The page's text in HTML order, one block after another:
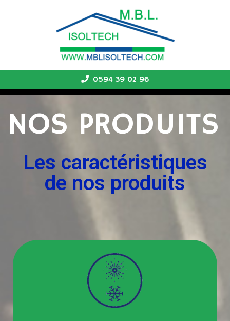
0594 39 02 96
NOS PRODUITS
Les caractéristiques
de nos produits